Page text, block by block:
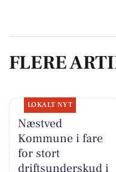
FLERE
LOKALT NYT
Næstved
Kommune i fare
for stort
driftsunderskud i